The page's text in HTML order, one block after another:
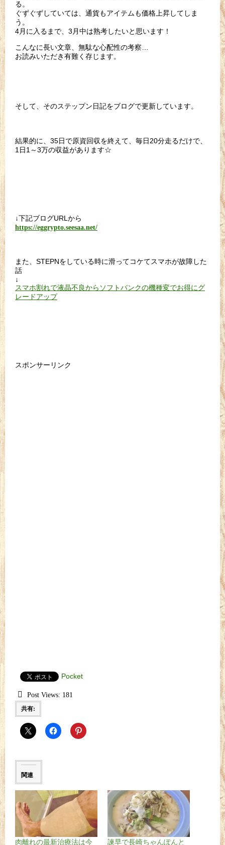
る。
ぐずぐずしていては、通貨もアイテムも価格上昇してしま
う。
4月に入るまで、3月中は熟考したいと思います！
こんなに長い文章、無駄な心配性の考察…
お読みいただき有難く存じます。
そして、そのステップン日記をブログで更新しています。
結果的に、35日で原資回収を終えて、毎日20分走るだけで、
1日1～3万の収益があります☆
↓下記ブログURLから
https://eggrypto.seesaa.net/
また、STEPNをしている時に滑ってコケてスマホが故障した
話
↓
スマホ割れで液晶不良からソフトバンクの機種変でお得にグ
レードアップ
スポンサーリンク
Pocket
Post Views: 181
共有:
関連
肉離れの最新治療法は今 諫早で長崎ちゃんぽんと